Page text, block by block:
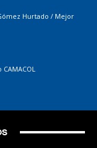
Hurtado / Mejor